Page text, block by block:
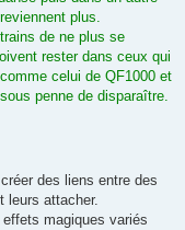
plus.
de ne plus se
rester dans ceux qui
celui de QF1000 et
penne de disparaître.
des liens entre des
leurs attacher.
magiques variés